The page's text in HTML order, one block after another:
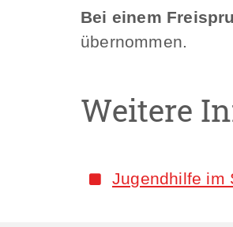
Bei einem
übernommen.
Weitere
Jugendhilfe im